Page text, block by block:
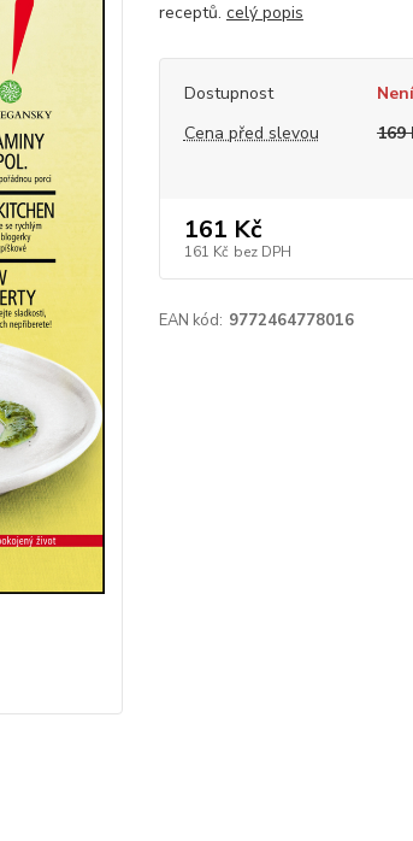
receptů. celý popis
Dostupnost
Cena před slevou
169
161 Kč
161 Kč bez DPH
EAN kód: 9772464778016